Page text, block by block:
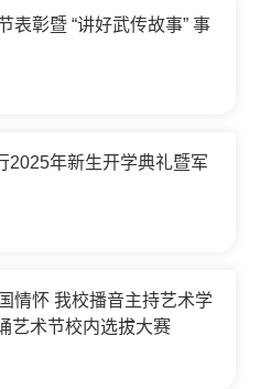
表彰暨 “讲好武传故事” 事
2025年新生开学典礼暨军
情怀 我校播音主持艺术学
艺术节校内选拔大赛